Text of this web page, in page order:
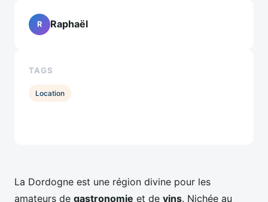
La Dordogne est une région divine pour les
amateurs de gastronomie et de vins. Nichée au
R Raphaël
TAGS
Location